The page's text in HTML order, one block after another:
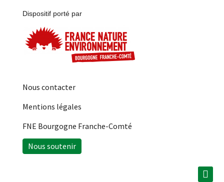
Dispositif porté par
Nous contacter
Mentions légales
FNE Bourgogne Franche-Comté
Nous soutenir